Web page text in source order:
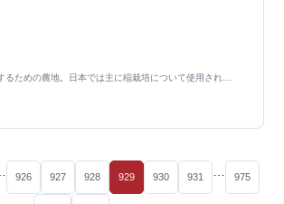
るための農地。日本では主に稲栽培について使用され…
926 927 928 929 930 931 975